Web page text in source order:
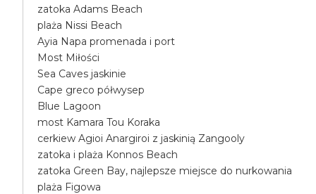
zatoka Adams Beach
plaża Nissi Beach
Ayia Napa promenada i port
Most Miłości
Sea Caves jaskinie
Cape greco półwysep
Blue Lagoon
most Kamara Tou Koraka
cerkiew Agioi Anargiroi z jaskinią Zangooly
zatoka i plaża Konnos Beach
zatoka Green Bay, najlepsze miejsce do nurkowania
plaża Figowa